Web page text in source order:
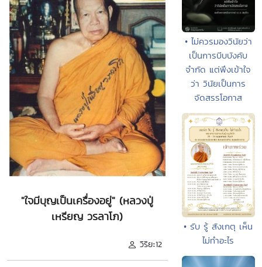
"ใจมีบุญเป็นเครื่องอยู่" (หลวงปู่
เหรียญ วรลาโภ)
วิริยะ12
• ไม่ควรมองวินัยว่า
เป็นการบีบบังคับ
จำกัด แต่พึงเข้าใจ
ว่า วินัยเป็นการ
จัดสรรโอกาส
• รับ รู้ สังเกตุ เห็น
ไม่ทำอะไร